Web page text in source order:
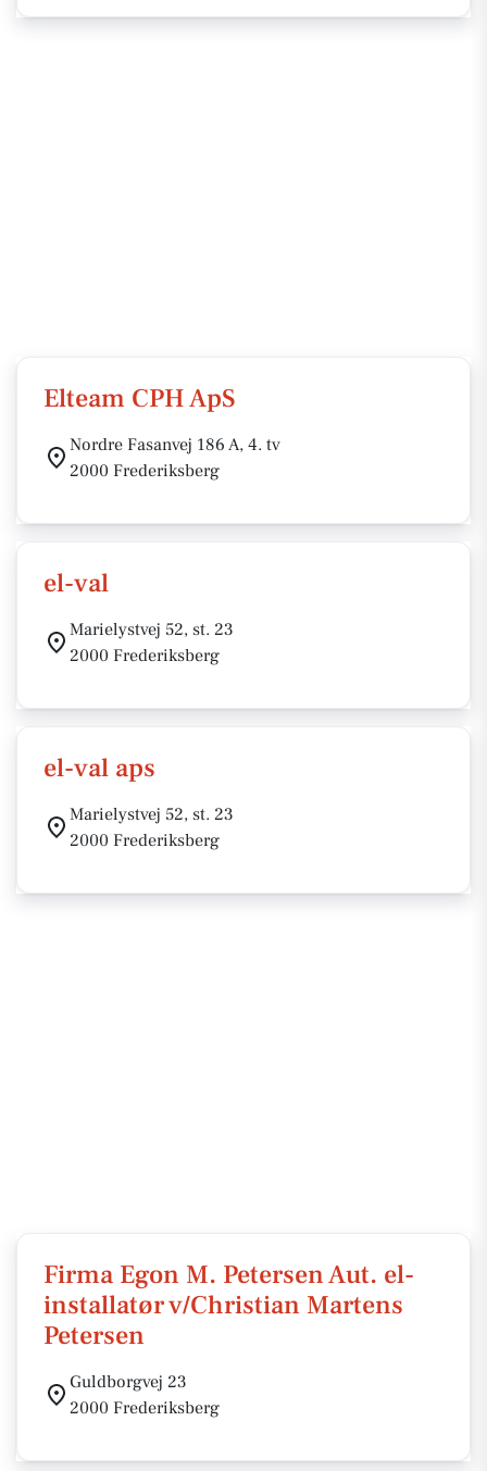
Elteam CPH ApS
Nordre Fasanvej 186 A, 4. tv
2000 Frederiksberg
el-val
Marielystvej 52, st. 23
2000 Frederiksberg
el-val aps
Marielystvej 52, st. 23
2000 Frederiksberg
Firma Egon M. Petersen Aut. el-
installatør v/Christian Martens
Petersen
Guldborgvej 23
2000 Frederiksberg